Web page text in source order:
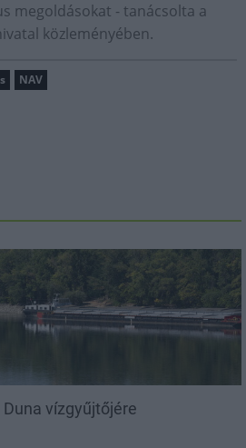
megoldásokat - tanácsolta a
közleményében.
NAV
vízgyűjtőjére